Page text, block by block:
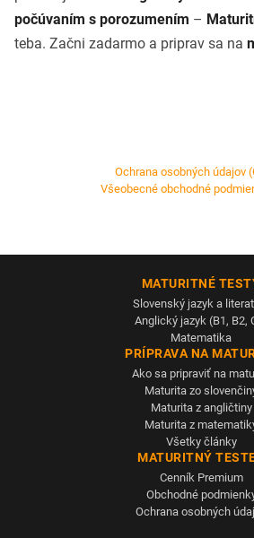
počúvaním s porozumením –
teba. Začni zadarmo a priprav sa na
Ochrana osobných údajov
Všeobecné obchodné
MATURITNÉ
Slovenský jazyk a
Anglický jazyk (B1, B2,
Matematika
PRÍPRAVA NA
Ako sa pripraviť na
Maturita zo
Maturita z angličtiny
Maturita z
Všetky články
MATURITNÝ
Cenník Premium
Obchodné
Ochrana osobných